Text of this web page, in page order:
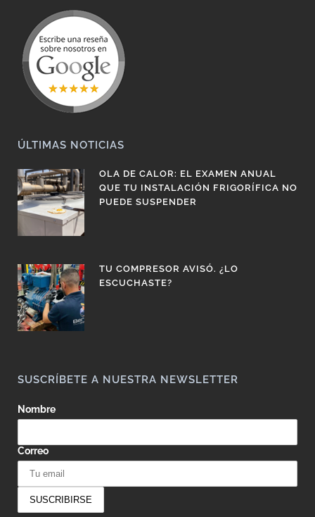
ÚLTIMAS NOTICIAS
OLA DE CALOR: EL EXAMEN ANUAL
QUE TU INSTALACIÓN FRIGORÍFICA NO
PUEDE SUSPENDER
TU COMPRESOR AVISÓ. ¿LO
ESCUCHASTE?
SUSCRÍBETE A NUESTRA NEWSLETTER
Nombre
Correo